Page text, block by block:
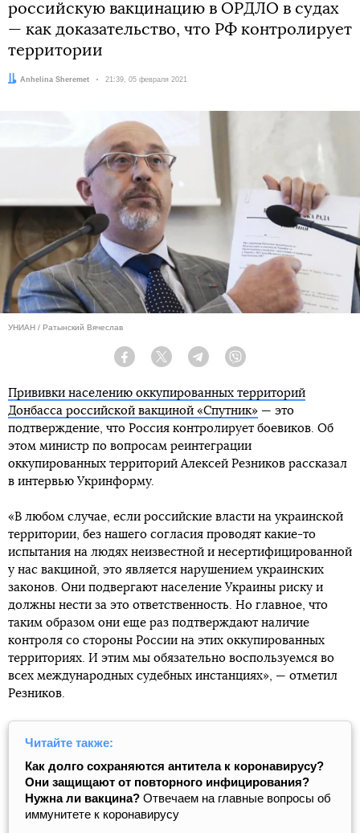
российскую вакцинацию в ОРДЛО в судах
— как доказательство, что РФ контролирует
территории
Автор:
Anhelina Sheremet Дата:
21:39, 05 февраля 2021
УНИАН / Ратынский Вячеслав
Facebook Twitter Telegram
Прививки населению оккупированных территорий
Донбасса российской вакциной «Спутник» — это
подтверждение, что Россия контролирует боевиков. Об
этом министр по вопросам реинтеграции
оккупированных территорий Алексей Резников рассказал
в интервью Укринформу.
«В любом случае, если российские власти на украинской
территории, без нашего согласия проводят какие-то
испытания на людях неизвестной и несертифицированной
у нас вакциной, это является нарушением украинских
законов. Они подвергают население Украины риску и
должны нести за это ответственность. Но главное, что
таким образом они еще раз подтверждают наличие
контроля со стороны России на этих оккупированных
территориях. И этим мы обязательно воспользуемся во
всех международных судебных инстанциях», — отметил
Резников.
Читайте также:
Как долго сохраняются антитела к коронавирусу?
Они защищают от повторного инфицирования?
Нужна ли вакцина? Отвечаем на главные вопросы об
иммунитете к коронавирусу